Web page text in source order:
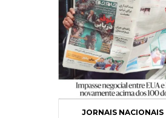
JORNAIS NACIONAIS